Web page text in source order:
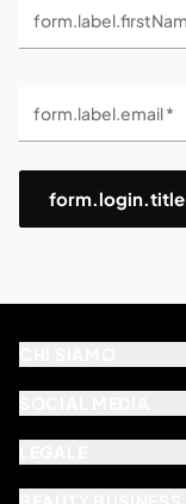
form.label.email *
form.login.title